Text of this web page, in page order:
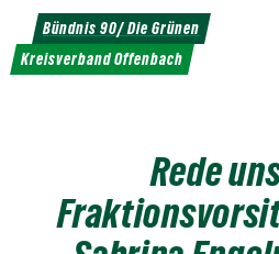
Weiter
zum
Inhalt
Bündnis 90/ Die Grünen
Kreisverband Offenbach
Rede